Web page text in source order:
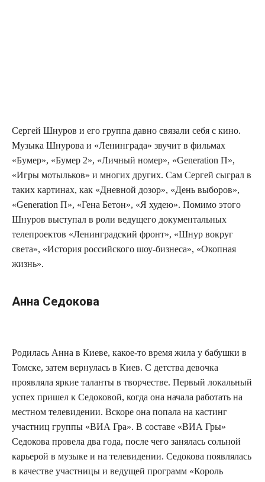
Сергей Шнуров и его группа давно связали себя с кино.
Музыка Шнурова и «Ленинграда» звучит в фильмах
«Бумер», «Бумер 2», «Личный номер», «Generation П»,
«Игры мотыльков» и многих других. Сам Сергей сыграл в
таких картинах, как «Дневной дозор», «День выборов»,
«Generation П», «Гена Бетон», «Я худею». Помимо этого
Шнуров выступал в роли ведущего документальных
телепроектов «Ленинградский фронт», «Шнур вокруг
света», «История российского шоу-бизнеса», «Окопная
жизнь».
Анна Седокова
Родилась Анна в Киеве, какое-то время жила у бабушки в
Томске, затем вернулась в Киев. С детства девочка
проявляла яркие таланты в творчестве. Первый локальный
успех пришел к Седоковой, когда она начала работать на
местном телевидении. Вскоре она попала на кастинг
участниц группы «ВИА Гра». В составе «ВИА Гры»
Седокова провела два года, после чего занялась сольной
карьерой в музыке и на телевидении. Седокова появлялась
в качестве участницы и ведущей программ «Король